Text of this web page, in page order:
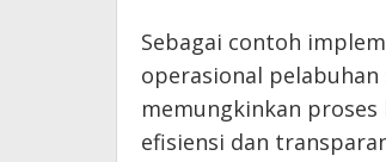
Sebagai contoh
operasional
memungkinkan
efisiensi dan